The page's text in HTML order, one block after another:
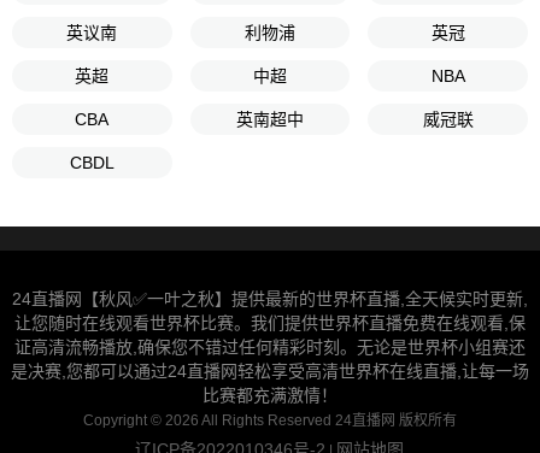
英议南 利物浦 英冠
英超 中超 NBA
CBA 英南超中 威冠联
CBDL
24直播网【秋风✅一叶之秋】提供最新的世界杯直播,全天候实时更新,
让您随时在线观看世界杯比赛。我们提供世界杯直播免费在线观看,保
证高清流畅播放,确保您不错过任何精彩时刻。无论是世界杯小组赛还
是决赛,您都可以通过24直播网轻松享受高清世界杯在线直播,让每一场
比赛都充满激情！
Copyright © 2026 All Rights Reserved 24直播网 版权所有
辽ICP备2022010346号-2 网站地图